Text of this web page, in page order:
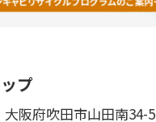
プ
大阪府吹田市山田南34-5